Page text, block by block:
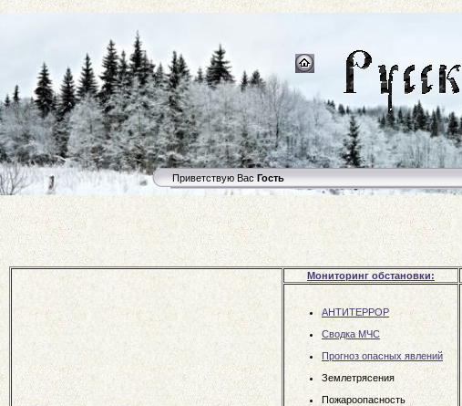
Приветствую ВасГость
Мониторинг обстановки:
АНТИТЕРРОР
Сводка МЧС
Прогноз опасных явлений
Землетрясения
Пожароопасность